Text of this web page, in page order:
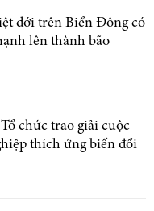
đới trên Biển Đông có
lên thành bão
chức trao giải cuộc
thích ứng biến đổi